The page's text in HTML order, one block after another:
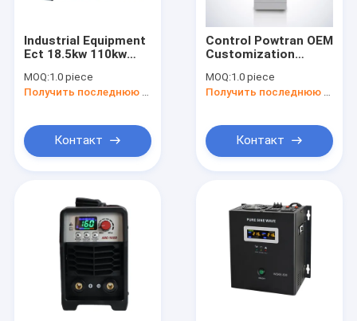
Industrial Equipment
Ect 18.5kw 110kw
11kw Vfd AC Drive
For Elevator Original
MOQ:1.0 piece
Получить последнюю цену
Контакт
Control Powtran OEM
Customization
Speed ​​Inverter
Integrated Cabinet
MOQ:1.0 piece
Получить последнюю цену
Контакт